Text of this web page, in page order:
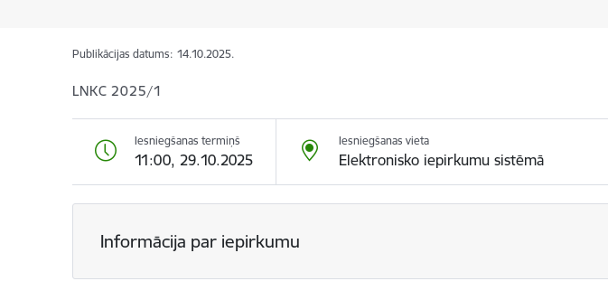
Publikācijas datums: 14.10.2025.
LNKC 2025/1
Iesniegšanas termiņš
11:00, 29.10.2025
Iesniegšanas vieta
Elektronisko iepirkumu sistēmā
Informācija par iepirkumu